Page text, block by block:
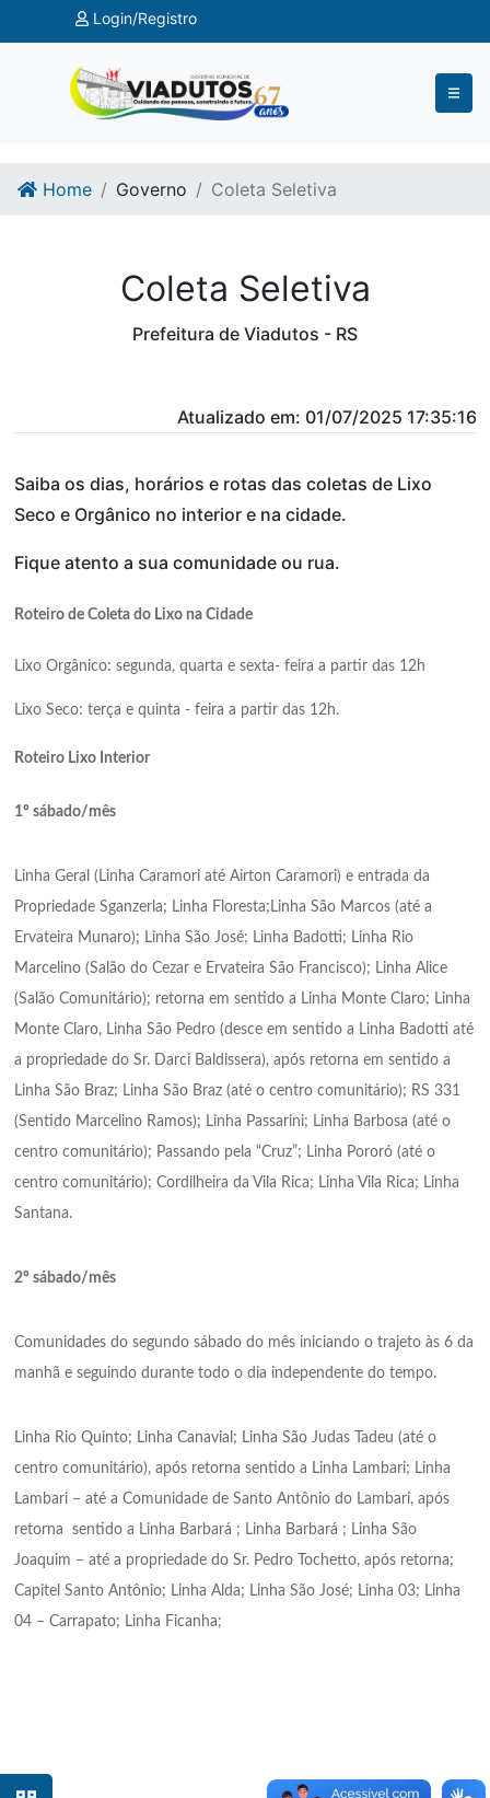
Ir para o conteúdo
Ir para o fim do conteúdo
Login/Registro
Home Governo Coleta Seletiva
Coleta Seletiva
Prefeitura de Viadutos - RS
Atualizado em: 01/07/2025 17:35:16
Saiba os dias, horários e rotas das coletas de Lixo
Seco e Orgânico no interior e na cidade.
Fique atento a sua comunidade ou rua.
Roteiro de Coleta do Lixo na Cidade
Lixo Orgânico: segunda, quarta e sexta- feira a partir das 12h
Lixo Seco: terça e quinta - feira a partir das 12h.
Roteiro Lixo Interior
1º sábado/mês
Linha Geral (Linha Caramori até Airton Caramori) e entrada da
Propriedade Sganzerla; Linha Floresta;Linha São Marcos (até a
Ervateira Munaro); Linha São José; Linha Badotti; Linha Rio
Marcelino (Salão do Cezar e Ervateira São Francisco); Linha Alice
(Salão Comunitário); retorna em sentido a Linha Monte Claro; Linha
Monte Claro, Linha São Pedro (desce em sentido a Linha Badotti até
a propriedade do Sr. Darci Baldissera), após retorna em sentido a
Linha São Braz; Linha São Braz (até o centro comunitário); RS 331
(Sentido Marcelino Ramos); Linha Passarini; Linha Barbosa (até o
centro comunitário); Passando pela “Cruz”; Linha Pororó (até o
centro comunitário); Cordilheira da Vila Rica; Linha Vila Rica; Linha
Santana.
2º sábado/mês
Comunidades do segundo sábado do mês iniciando o trajeto às 6 da
manhã e seguindo durante todo o dia independente do tempo.
Linha Rio Quinto; Linha Canavial; Linha São Judas Tadeu (até o
centro comunitário), após retorna sentido a Linha Lambari; Linha
Lambari – até a Comunidade de Santo Antônio do Lambari, após
retorna sentido a Linha Barbará ; Linha Barbará ; Linha São
Joaquim – até a propriedade do Sr. Pedro Tochetto, após retorna;
Capitel Santo Antônio; Linha Alda; Linha São José; Linha 03; Linha
04 – Carrapato; Linha Ficanha;